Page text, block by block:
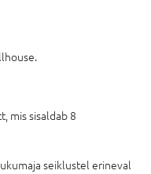
mis sisaldab 8
seiklustel erineval